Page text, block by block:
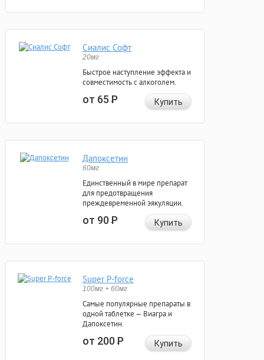
Сиалис Софт
20мг
Быстрое наступление эффекта и
совместимость с алкоголем.
от 65Р Купить
Дапоксетин
60мг
Единственный в мире препарат
для предотвращения
преждевременной эякуляции.
от 90Р Купить
Super P-force
100мг + 60мг
Самые популярные препараты в
одной таблетке — Виагра и
Дапоксетин.
от 200Р Купить